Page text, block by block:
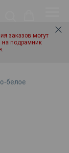
заказов могут
на подрамник
белое